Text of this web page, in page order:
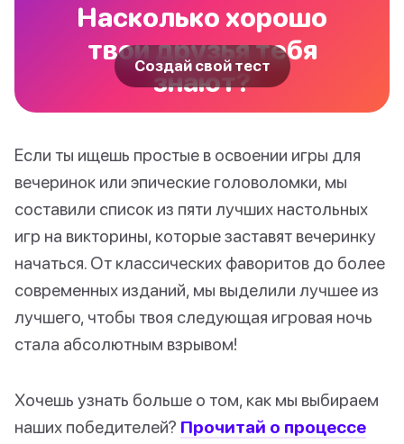
Насколько хорошо
твои друзья тебя
знают?
Создай свой тест
Если ты ищешь простые в освоении игры для
вечеринок или эпические головоломки, мы
составили список из пяти лучших настольных
игр на викторины, которые заставят вечеринку
начаться. От классических фаворитов до более
современных изданий, мы выделили лучшее из
лучшего, чтобы твоя следующая игровая ночь
стала абсолютным взрывом!
Хочешь узнать больше о том, как мы выбираем
наших победителей? Прочитай о процессе